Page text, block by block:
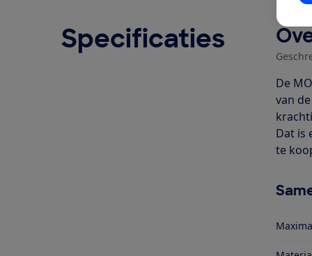
Specificaties
De
van
Dat is
te